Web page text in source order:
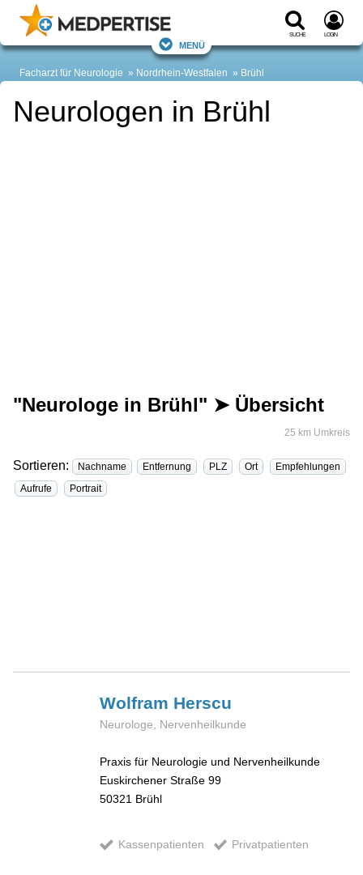
Suche Login
Menü
Facharzt für Neurologie Nordrhein-Westfalen Brühl
Neurologen in Brühl
"Neurologe in Brühl" ➤ Übersicht
25 km Umkreis
Sortieren: Nachname Entfernung PLZ Ort
Empfehlungen
Aufrufe
Portrait
Wolfram Herscu
Neurologe, Nervenheilkunde
Praxis für Neurologie und Nervenheilkunde
Euskirchener Straße 99
50321 Brühl
Kassenpatienten Privatpatienten